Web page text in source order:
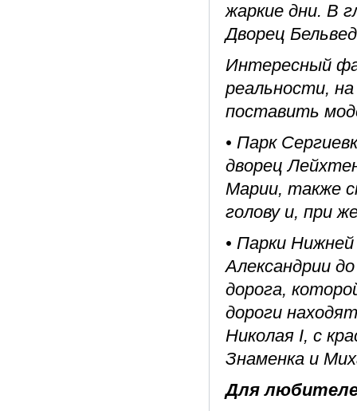
жаркие дни. В
Дворец
Интересный
реальности,
поставить
• Парк
дворец
Марии, также
голову и, при
• Парки
Александрии
дорога,
дороги
Николая I, с
Знаменка и
Для